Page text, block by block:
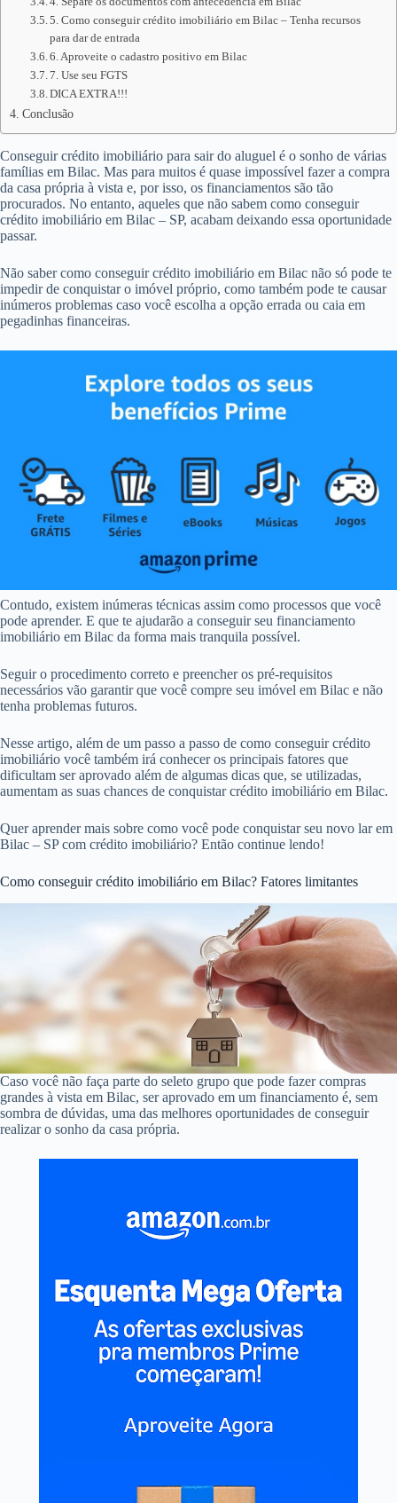
5. Como conseguir crédito imobiliário em Bilac – Tenha recursos
para dar de entrada
6. Aproveite o cadastro positivo em Bilac
7. Use seu FGTS
DICA EXTRA!!!
Conclusão
Conseguir crédito imobiliário para sair do aluguel é o sonho de várias
famílias em Bilac. Mas para muitos é quase impossível fazer a compra
da casa própria à vista e, por isso, os financiamentos são tão
procurados. No entanto, aqueles que não sabem como conseguir
crédito imobiliário em Bilac – SP, acabam deixando essa oportunidade
passar.
Não saber como conseguir crédito imobiliário em Bilac não só pode te
impedir de conquistar o imóvel próprio, como também pode te causar
inúmeros problemas caso você escolha a opção errada ou caia em
pegadinhas financeiras.
Contudo, existem inúmeras técnicas assim como processos que você
pode aprender. E que te ajudarão a conseguir seu financiamento
imobiliário em Bilac da forma mais tranquila possível.
Seguir o procedimento correto e preencher os pré-requisitos
necessários vão garantir que você compre seu imóvel em Bilac e não
tenha problemas futuros.
Nesse artigo, além de um passo a passo de como conseguir crédito
imobiliário você também irá conhecer os principais fatores que
dificultam ser aprovado além de algumas dicas que, se utilizadas,
aumentam as suas chances de conquistar crédito imobiliário em Bilac.
Quer aprender mais sobre como você pode conquistar seu novo lar em
Bilac – SP com crédito imobiliário? Então continue lendo!
Como conseguir crédito imobiliário em Bilac? Fatores limitantes
Caso você não faça parte do seleto grupo que pode fazer compras
grandes à vista em Bilac, ser aprovado em um financiamento é, sem
sombra de dúvidas, uma das melhores oportunidades de conseguir
realizar o sonho da casa própria.